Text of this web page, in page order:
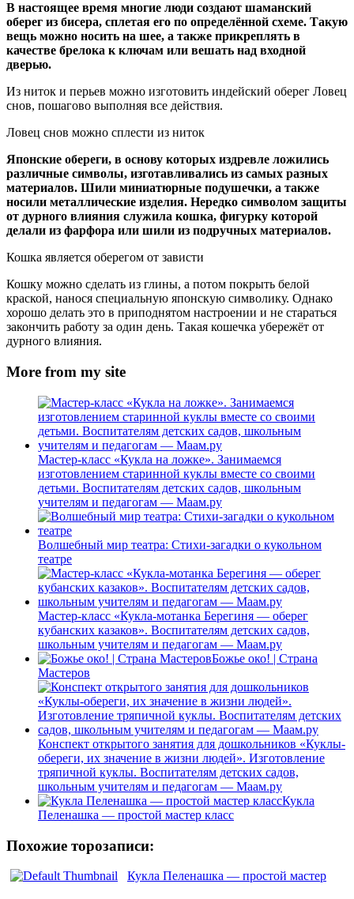
В настоящее время многие люди создают шаманский
оберег из бисера, сплетая его по определённой схеме. Такую
вещь можно носить на шее, а также прикреплять в
качестве брелока к ключам или вешать над входной
дверью.
Из ниток и перьев можно изготовить индейский оберег Ловец
снов, пошагово выполняя все действия.
Ловец снов можно сплести из ниток
Японские обереги, в основу которых издревле ложились
различные символы, изготавливались из самых разных
материалов. Шили миниатюрные подушечки, а также
носили металлические изделия. Нередко символом защиты
от дурного влияния служила кошка, фигурку которой
делали из фарфора или шили из подручных материалов.
Кошка является оберегом от зависти
Кошку можно сделать из глины, а потом покрыть белой
краской, нанося специальную японскую символику. Однако
хорошо делать это в приподнятом настроении и не стараться
закончить работу за один день. Такая кошечка убережёт от
дурного влияния.
More from my site
Мастер-класс «Кукла на ложке». Занимаемся
изготовлением старинной куклы вместе со своими
детьми. Воспитателям детских садов, школьным
учителям и педагогам — Маам.ру
Волшебный мир театра: Стихи-загадки о кукольном
театре
Мастер-класс «Кукла-мотанка Берегиня — оберег
кубанских казаков». Воспитателям детских садов,
школьным учителям и педагогам — Маам.ру
Божье око! | Страна
Мастеров
Конспект открытого занятия для дошкольников «Куклы-
обереги, их значение в жизни людей». Изготовление
тряпичной куклы. Воспитателям детских садов,
школьным учителям и педагогам — Маам.ру
Кукла
Пеленашка — простой мастер класс
Похожие торозаписи:
Кукла Пеленашка — простой мастер